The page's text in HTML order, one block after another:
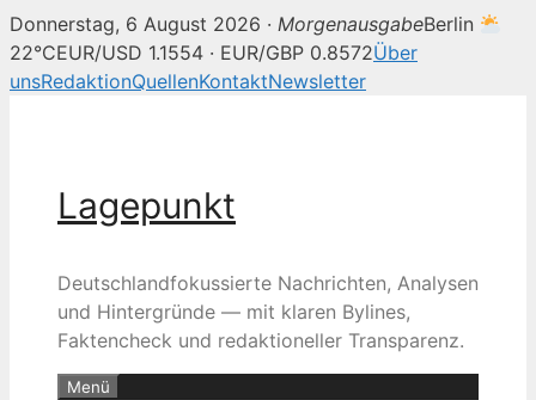
Donnerstag, 6 August 2026 · MorgenausgabeBerlin
22°CEUR/USD 1.1554 · EUR/GBP 0.8572Über
unsRedaktionQuellenKontaktNewsletter
Lagepunkt
Deutschlandfokussierte Nachrichten, Analysen
und Hintergründe — mit klaren Bylines,
Faktencheck und redaktioneller Transparenz.
Menü